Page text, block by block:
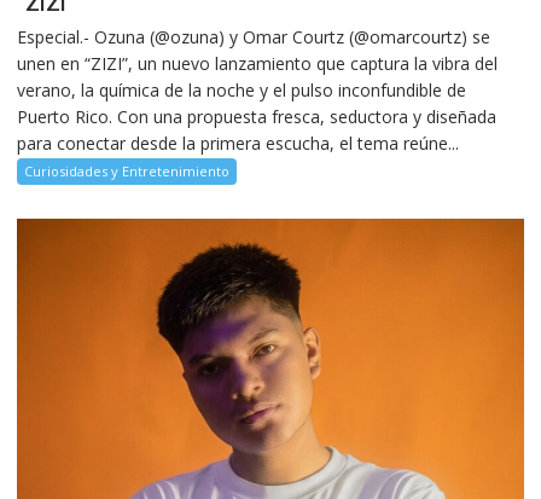
Especial.- Ozuna (@ozuna) y Omar Courtz (@omarcourtz) se
unen en “ZIZI”, un nuevo lanzamiento que captura la vibra del
verano, la química de la noche y el pulso inconfundible de
Puerto Rico. Con una propuesta fresca, seductora y diseñada
para conectar desde la primera escucha, el tema reúne...
Curiosidades y Entretenimiento